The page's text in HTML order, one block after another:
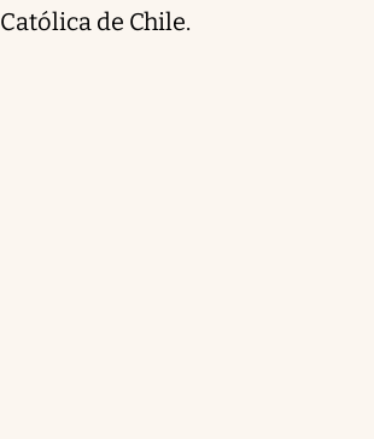
Católica de Chile.